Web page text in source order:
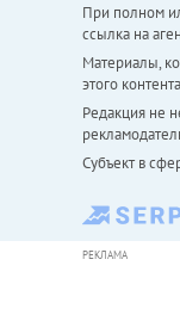
При полном
ссылка на
Материалы,
этого
Редакция не
Субъект в
РЕКЛАМА